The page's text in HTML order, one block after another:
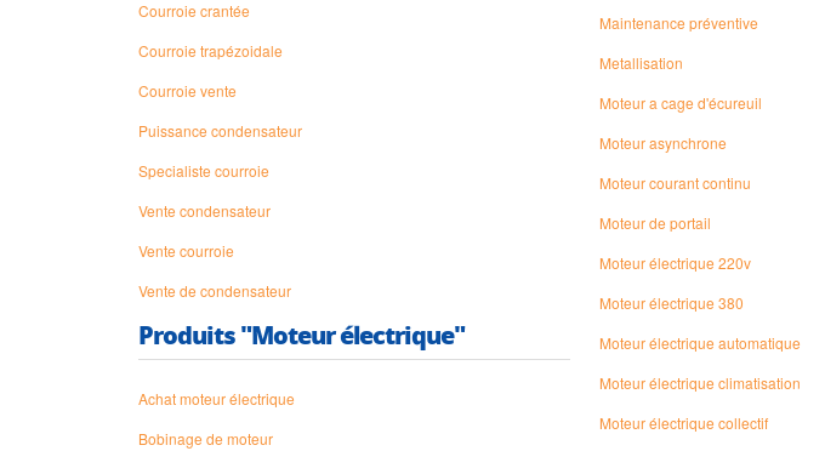
Courroie crantée
Courroie trapézoidale
Courroie vente
Puissance condensateur
Specialiste courroie
Vente condensateur
Vente courroie
Vente de condensateur
Produits "Moteur électrique"
Achat moteur électrique
Bobinage de moteur
Maintenance préventive
Metallisation
Moteur a cage d'écureuil
Moteur asynchrone
Moteur courant continu
Moteur de portail
Moteur électrique 220v
Moteur électrique 380
Moteur électrique automatique
Moteur électrique climatisation
Moteur électrique collectif